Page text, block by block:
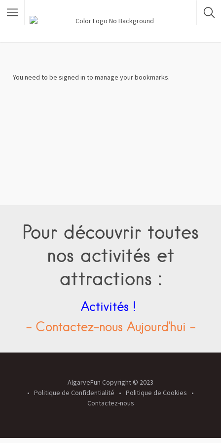
You need to be signed in to manage your bookmarks.
Pour découvrir toutes
nos activités et
attractions :
Activités !
- Contactez-nous Aujourd'hui -
AlgarveFun Copyright © 2023
Politique de Confidentialité
Politique de Cookies
Contactez-nous